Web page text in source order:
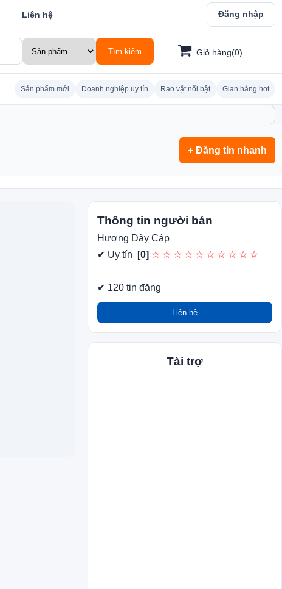
Liên hệ Đăng nhập
Tìm kiếm Giỏ hàng(0)
Sản phẩm mới Doanh nghiệp uy tín Rao vặt nổi bật Gian hàng hot
+ Đăng tin nhanh
Thông tin người bán
Hương Dây Cáp
✔ Uy tín
[0] ☆ ☆ ☆ ☆ ☆ ☆ ☆ ☆ ☆ ☆
✔ 120 tin đăng
Liên hệ
Tài trợ